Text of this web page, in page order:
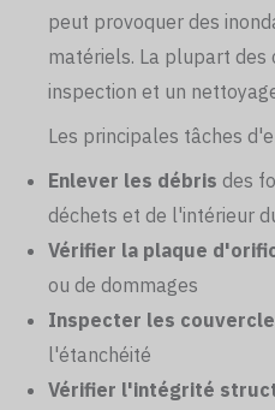
peut provoquer des
matériels. La plupart des
inspection et un
Les principales tâches
Enlever les débris des
déchets et de l'intérieur
Vérifier la plaque
ou de dommages
Inspecter les
l'étanchéité
Vérifier l'intégrité